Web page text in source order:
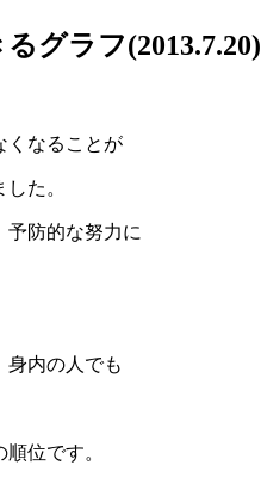
グラフ(2013.7.20)
くなることが
た。
予防的な努力に
身内の人でも
位です。